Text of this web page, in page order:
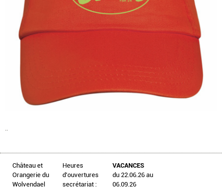
..
Château et
Orangerie du
Wolvendael
Heures
d'ouvertures
secrétariat :
VACANCES
du 22.06.26 au
06.09.26